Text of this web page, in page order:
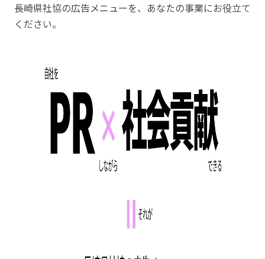
長崎県社協の広告メニューを、あなたの事業にお役立て
ください。